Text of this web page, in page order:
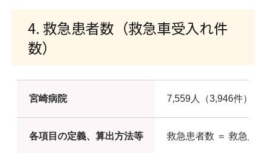
4. 救急患者数（救急車受入れ件
数）
宮崎病院 7,559人（3,946件）
各項目の定義、算出方法等 救急患者数 ＝ 救急入